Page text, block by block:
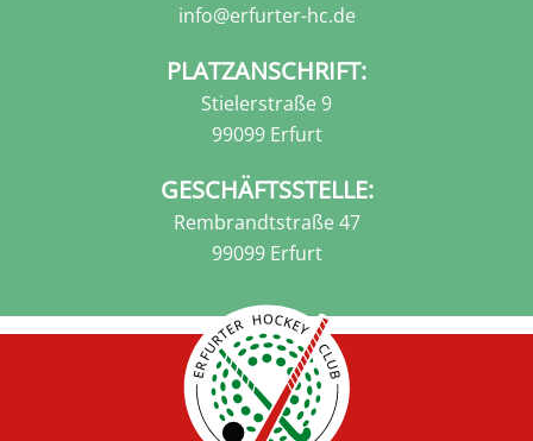
PLATZANSCHRIFT:
Stielerstraße 9
99099 Erfurt
info@erfurter-hc.de
GESCHÄFTSSTELLE:
Rembrandtstraße 47
99099 Erfurt